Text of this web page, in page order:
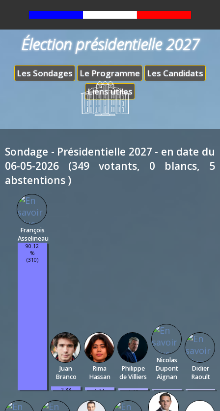
Les Sondages Le Programme
Les Candidats
Liens utiles
Élection présidentielle 2027
Sondage - Présidentielle 2027 - en date du
06-05-2026 (349 votants, 0 blancs, 5
abstentions )
François
Asselineau
90.12
%
(310)
Juan
Branco
2.33
(8)
Rima
Hassan
1.74
(6)
Philippe
de Villiers
1.16
(4)
Nicolas
Dupont
Aignan
0.58
%
(2)
Didier
Raoult
0.58
%